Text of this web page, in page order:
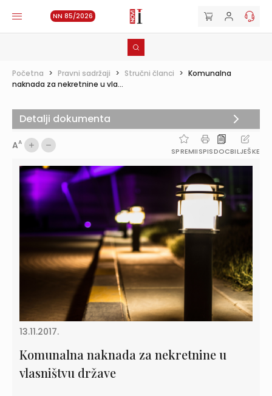
NN 85/2026
Početna > Pravni sadržaji > Stručni članci > Komunalna
naknada za nekretnine u vla...
AA
SPREMIISPISDOCBILJEŠKE
13.11.2017.
Komunalna naknada za nekretnine u
vlasništvu države
Detalji dokumenta